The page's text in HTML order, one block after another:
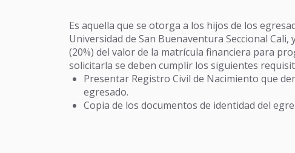
Es aquella que se otorga a los hijos de los
Universidad de San Buenaventura Seccional
(20%) del valor de la matrícula financiera para
solicitarla se deben cumplir los siguientes
Presentar Registro Civil de Nacimiento que
egresado.
Copia de los documentos de identidad del